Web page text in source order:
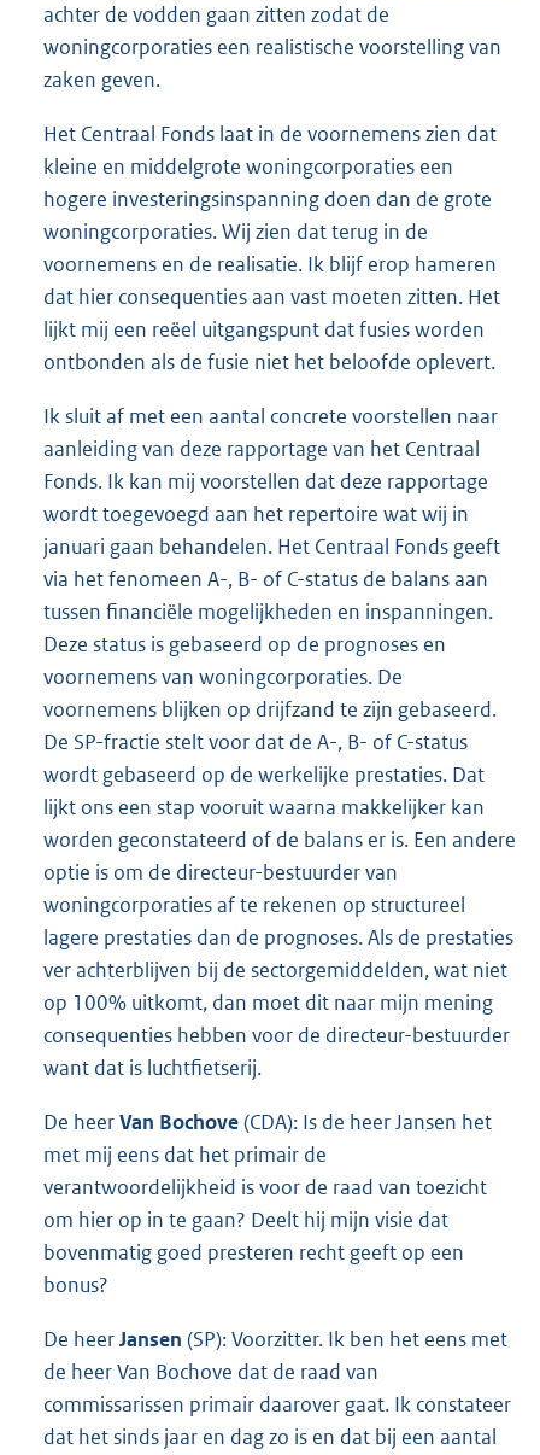
achter de vodden gaan zitten zodat de
woningcorporaties een realistische voorstelling van
zaken geven.
Het Centraal Fonds laat in de voornemens zien dat
kleine en middelgrote woningcorporaties een
hogere investeringsinspanning doen dan de grote
woningcorporaties. Wij zien dat terug in de
voornemens en de realisatie. Ik blijf erop hameren
dat hier consequenties aan vast moeten zitten. Het
lijkt mij een reëel uitgangspunt dat fusies worden
ontbonden als de fusie niet het beloofde oplevert.
Ik sluit af met een aantal concrete voorstellen naar
aanleiding van deze rapportage van het Centraal
Fonds. Ik kan mij voorstellen dat deze rapportage
wordt toegevoegd aan het repertoire wat wij in
januari gaan behandelen. Het Centraal Fonds geeft
via het fenomeen A-, B- of C-status de balans aan
tussen financiële mogelijkheden en inspanningen.
Deze status is gebaseerd op de prognoses en
voornemens van woningcorporaties. De
voornemens blijken op drijfzand te zijn gebaseerd.
De SP-fractie stelt voor dat de A-, B- of C-status
wordt gebaseerd op de werkelijke prestaties. Dat
lijkt ons een stap vooruit waarna makkelijker kan
worden geconstateerd of de balans er is. Een andere
optie is om de directeur-bestuurder van
woningcorporaties af te rekenen op structureel
lagere prestaties dan de prognoses. Als de prestaties
ver achterblijven bij de sectorgemiddelden, wat niet
op 100% uitkomt, dan moet dit naar mijn mening
consequenties hebben voor de directeur-bestuurder
want dat is luchtfietserij.
De heerVan Bochove(CDA): Is de heer Jansen het
met mij eens dat het primair de
verantwoordelijkheid is voor de raad van toezicht
om hier op in te gaan? Deelt hij mijn visie dat
bovenmatig goed presteren recht geeft op een
bonus?
De heerJansen (SP): Voorzitter. Ik ben het eens met
de heer Van Bochove dat de raad van
commissarissen primair daarover gaat. Ik constateer
dat het sinds jaar en dag zo is en dat bij een aantal